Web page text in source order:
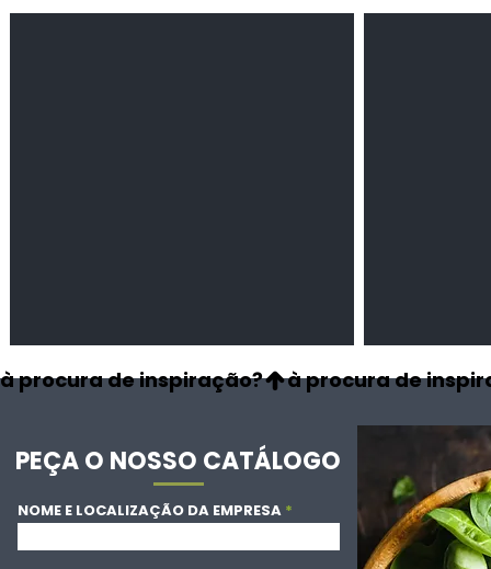
à procura de inspiração?
PEÇA O NOSSO CATÁLOGO
NOME E LOCALIZAÇÃO DA EMPRESA